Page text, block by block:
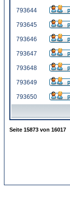
793644
793645
793646
793647
793648
793649
793650
Seite 15873 von 16017